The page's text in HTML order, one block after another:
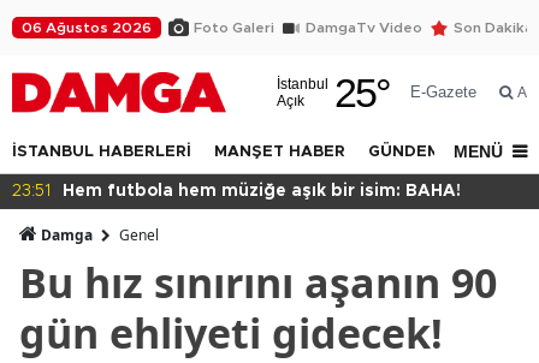
06 Ağustos 2026 Foto Galeri DamgaTv Video Son Dakika
İstanbul
Açık
25° E-Gazete Ara
İSTANBUL HABERLERİ MANŞET HABER GÜNDEM DÜNYA
MENÜ
22:47 İstanbul halkı yeşil istiyor!
Damga Genel
Bu hız sınırını aşanın 90
gün ehliyeti gidecek!